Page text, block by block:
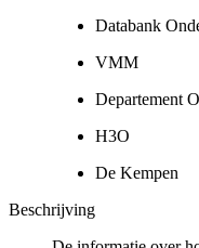
Databank
VMM
Departement
H3O
De Kempen
Beschrijving